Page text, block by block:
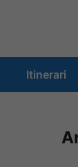
Itinerari